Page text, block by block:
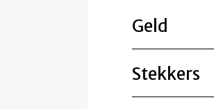
Geld
Stekkers